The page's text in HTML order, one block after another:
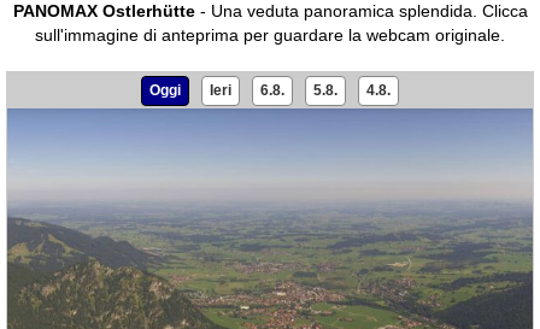
PANOMAX Ostlerhütte- Una veduta panoramica splendida. Clicca
sull'immagine di anteprima per guardare la webcam originale.
Oggi Ieri 6.8. 5.8. 4.8.